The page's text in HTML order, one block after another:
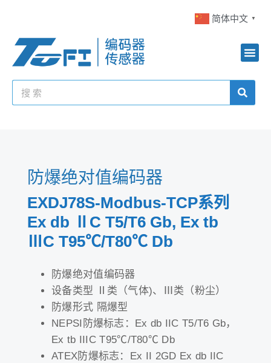
简体中文 ▼
防爆绝对值编码器
EXDJ78S-Modbus-TCP系列
Ex db ⅡC T5/T6 Gb, Ex tb
ⅢC T95℃/T80℃ Db
防爆绝对值编码器
设备类型 Ⅱ类（气体)、Ⅲ类（粉尘）
防爆形式 隔爆型
NEPSI防爆标志：Ex db IIC T5/T6 Gb，
Ex tb IIIC T95℃/T80℃ Db
ATEX防爆标志：Ex II 2GD Ex db IIC